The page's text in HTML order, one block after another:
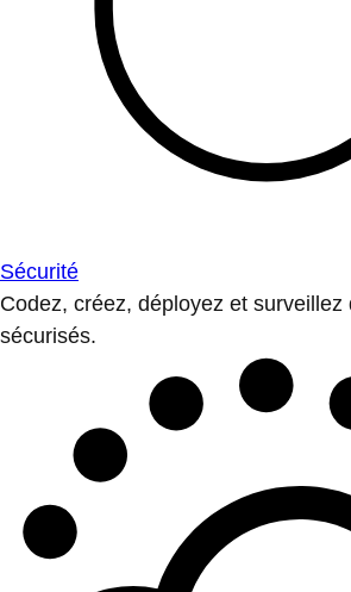
Sécurité
Codez, créez, déployez et surveillez
sécurisés.